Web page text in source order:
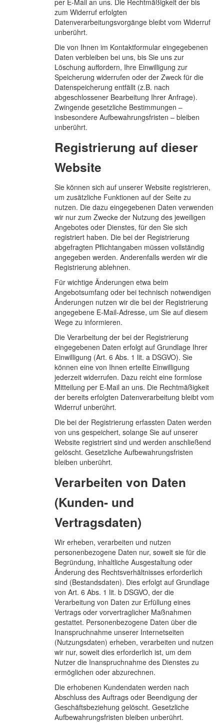
per E-Mail an uns. Die Rechtmäßigkeit der bis
zum Widerruf erfolgten
Datenverarbeitungsvorgänge bleibt vom Widerruf
unberührt.
Die von Ihnen im Kontaktformular eingegebenen
Daten verbleiben bei uns, bis Sie uns zur
Löschung auffordern, Ihre Einwilligung zur
Speicherung widerrufen oder der Zweck für die
Datenspeicherung entfällt (z.B. nach
abgeschlossener Bearbeitung Ihrer Anfrage).
Zwingende gesetzliche Bestimmungen –
insbesondere Aufbewahrungsfristen – bleiben
unberührt.
Registrierung auf dieser
Website
Sie können sich auf unserer Website registrieren,
um zusätzliche Funktionen auf der Seite zu
nutzen. Die dazu eingegebenen Daten verwenden
wir nur zum Zwecke der Nutzung des jeweiligen
Angebotes oder Dienstes, für den Sie sich
registriert haben. Die bei der Registrierung
abgefragten Pflichtangaben müssen vollständig
angegeben werden. Anderenfalls werden wir die
Registrierung ablehnen.
Für wichtige Änderungen etwa beim
Angebotsumfang oder bei technisch notwendigen
Änderungen nutzen wir die bei der Registrierung
angegebene E-Mail-Adresse, um Sie auf diesem
Wege zu informieren.
Die Verarbeitung der bei der Registrierung
eingegebenen Daten erfolgt auf Grundlage Ihrer
Einwilligung (Art. 6 Abs. 1 lit. a DSGVO). Sie
können eine von Ihnen erteilte Einwilligung
jederzeit widerrufen. Dazu reicht eine formlose
Mitteilung per E-Mail an uns. Die Rechtmäßigkeit
der bereits erfolgten Datenverarbeitung bleibt vom
Widerruf unberührt.
Die bei der Registrierung erfassten Daten werden
von uns gespeichert, solange Sie auf unserer
Website registriert sind und werden anschließend
gelöscht. Gesetzliche Aufbewahrungsfristen
bleiben unberührt.
Verarbeiten von Daten
(Kunden- und
Vertragsdaten)
Wir erheben, verarbeiten und nutzen
personenbezogene Daten nur, soweit sie für die
Begründung, inhaltliche Ausgestaltung oder
Änderung des Rechtsverhältnisses erforderlich
sind (Bestandsdaten). Dies erfolgt auf Grundlage
von Art. 6 Abs. 1 lit. b DSGVO, der die
Verarbeitung von Daten zur Erfüllung eines
Vertrags oder vorvertraglicher Maßnahmen
gestattet. Personenbezogene Daten über die
Inanspruchnahme unserer Internetseiten
(Nutzungsdaten) erheben, verarbeiten und nutzen
wir nur, soweit dies erforderlich ist, um dem
Nutzer die Inanspruchnahme des Dienstes zu
ermöglichen oder abzurechnen.
Die erhobenen Kundendaten werden nach
Abschluss des Auftrags oder Beendigung der
Geschäftsbeziehung gelöscht. Gesetzliche
Aufbewahrungsfristen bleiben unberührt.